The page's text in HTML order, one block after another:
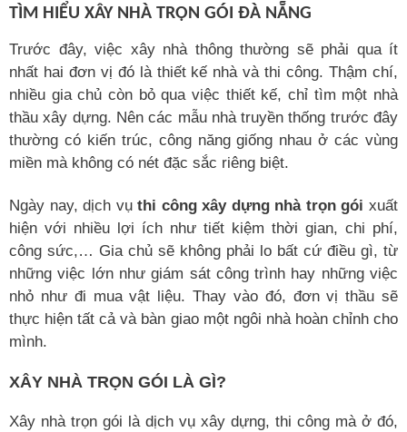
TÌM HIỂU XÂY NHÀ TRỌN GÓI ĐÀ NẴNG
Trước đây, việc xây nhà thông thường sẽ phải qua ít
nhất hai đơn vị đó là thiết kế nhà và thi công. Thậm chí,
nhiều gia chủ còn bỏ qua việc thiết kế, chỉ tìm một nhà
thầu xây dựng. Nên các mẫu nhà truyền thống trước đây
thường có kiến trúc, công năng giống nhau ở các vùng
miền mà không có nét đặc sắc riêng biệt.
Ngày nay, dịch vụthi công xây dựng nhà trọn gói xuất
hiện với nhiều lợi ích như tiết kiệm thời gian, chi phí,
công sức,… Gia chủ sẽ không phải lo bất cứ điều gì, từ
những việc lớn như giám sát công trình hay những việc
nhỏ như đi mua vật liệu. Thay vào đó, đơn vị thầu sẽ
thực hiện tất cả và bàn giao một ngôi nhà hoàn chỉnh cho
mình.
XÂY NHÀ TRỌN GÓI LÀ GÌ?
Xây nhà trọn gói là dịch vụ xây dựng, thi công mà ở đó,